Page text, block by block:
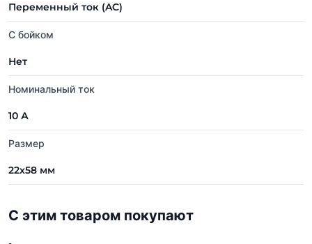
Переменный ток (AC)
С бойком
Нет
Номинальный ток
10 А
Размер
22х58 мм
С этим товаром покупают